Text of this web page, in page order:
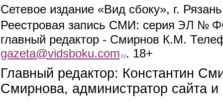
Сетевое издание «Вид сбоку», г.
Реестровая запись СМИ: серия ЭЛ №
главный редактор - Смирнов К.М.
gazeta@vidsboku.com (link sends e-mail)
. 18+
Главный редактор: Константин
Смирнова, администратор сайта